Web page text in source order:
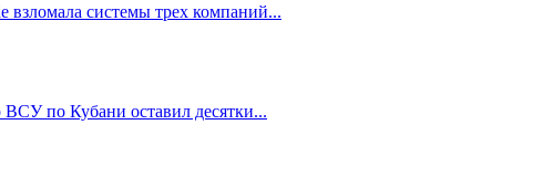
взломала системы трех компаний...
по Кубани оставил десятки...